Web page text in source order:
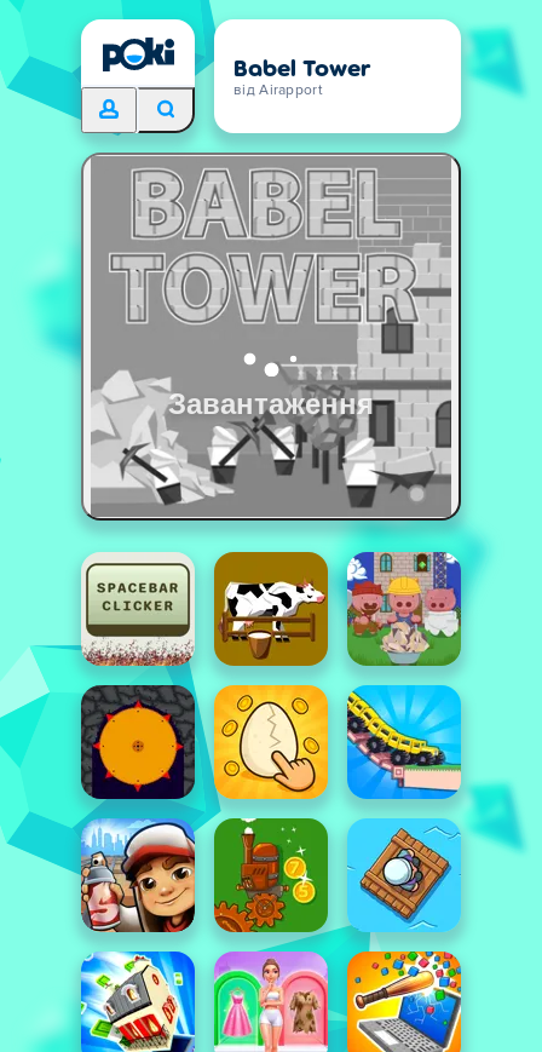
Babel Tower
від Airapport
Завантаження